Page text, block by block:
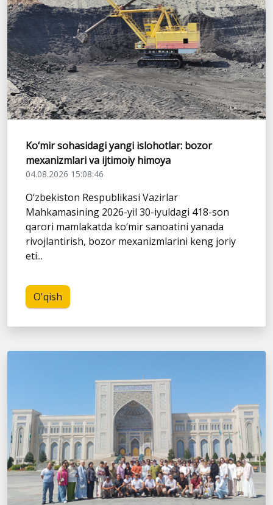
Ko‘mir sohasidagi yangi islohotlar: bozor
mexanizmlari va ijtimoiy himoya
04.08.2026 15:08:46
O‘zbekiston Respublikasi Vazirlar
Mahkamasining 2026-yil 30-iyuldagi 418-son
qarori mamlakatda ko‘mir sanoatini yanada
rivojlantirish, bozor mexanizmlarini keng joriy
eti...
O'qish